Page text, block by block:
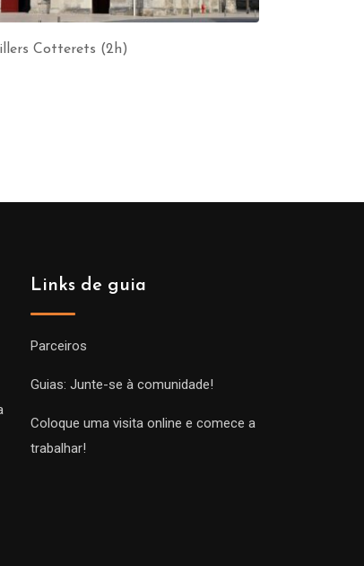
Cotterets (2h)
Links de guia
Parceiros
Guias: Junte-se à comunidade!
Coloque uma visita online e comece a
trabalhar!